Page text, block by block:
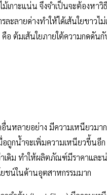
ม้เกาะแน่น จึงจำเป็นจะต้องหา
ลายด่างทำให้ได้เส้นใยขาวไ
อ ต้มเส้นใยภายใต้ความกดดัน
หลายอย่าง มีความเหนียวมา
อถูกน้ำจะเพิ่มความเหนียวขึ้น
ม ทำให้ผลิตภัณฑ์มีราคาและน่
ชน์ในด้านอุตสาหกรรมมาก